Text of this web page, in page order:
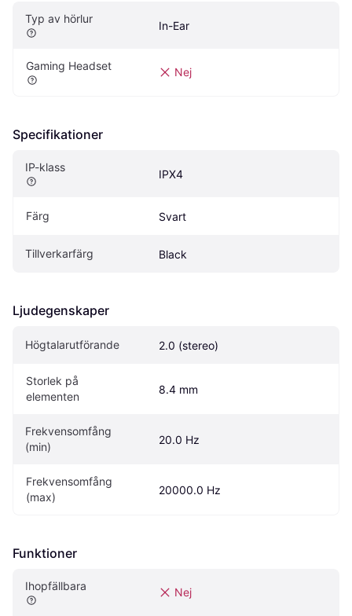
Typ av hörlur
In-Ear
Gaming Headset Nej
Specifikationer
IP-klass
IPX4
Färg Svart
Tillverkarfärg Black
Ljudegenskaper
Högtalarutförande 2.0 (stereo)
Storlek på
elementen
8.4 mm
Frekvensomfång
(min)
20.0 Hz
Frekvensomfång
(max)
20000.0 Hz
Funktioner
Ihopfällbara Nej